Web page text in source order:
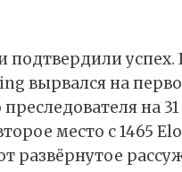
подтвердили
вырвался на
на
место с 1465
развёрнутое